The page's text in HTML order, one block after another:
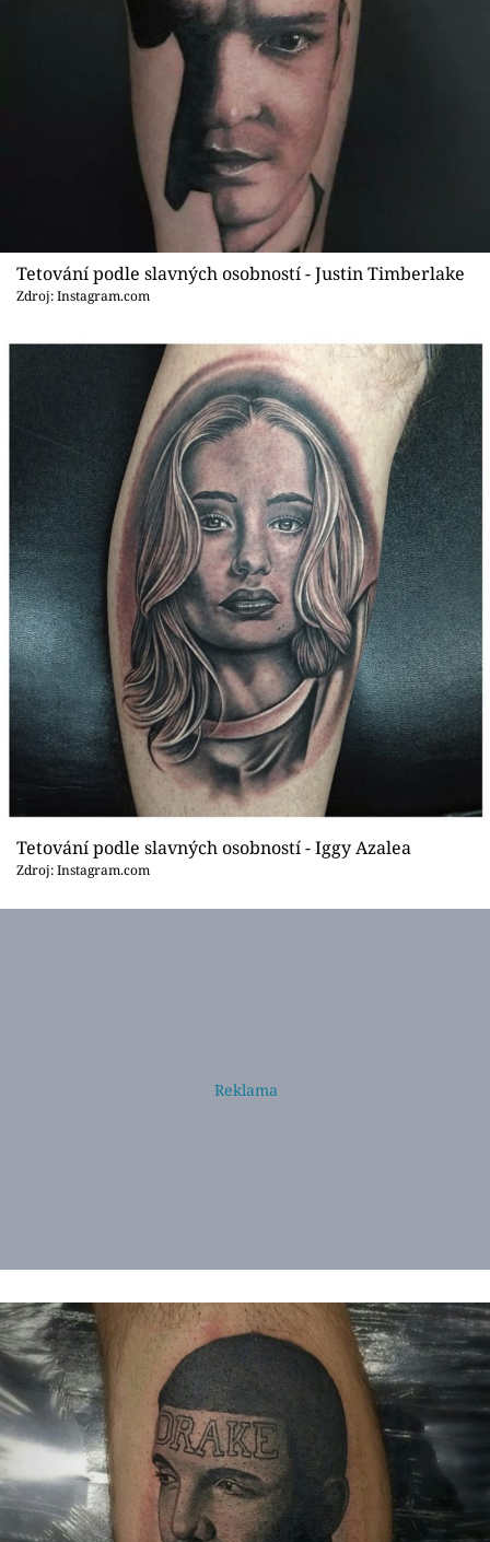
Tetování podle slavných osobností - Justin Timberlake
Zdroj: Instagram.com
Tetování podle slavných osobností - Iggy Azalea
Zdroj: Instagram.com